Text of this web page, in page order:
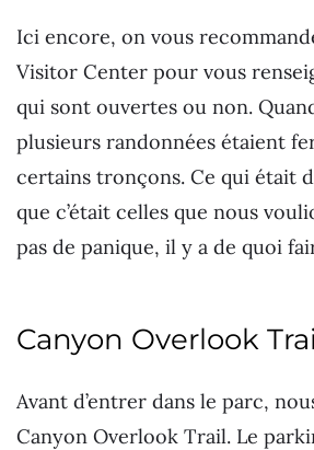
Ici encore, on vous
Visitor Center pour vous
qui sont ouvertes ou non.
plusieurs randonnées étaient
certains tronçons. Ce qui était
que c’était celles que nous
pas de panique, il y a de quoi
Canyon Overlook
Avant d’entrer dans le parc,
Canyon Overlook Trail. Le